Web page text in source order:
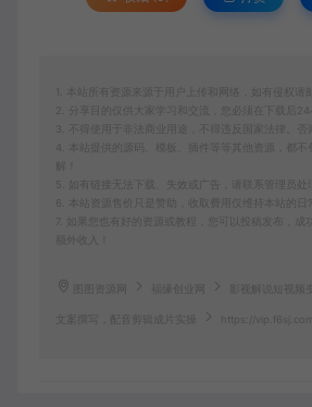
1. 本站所有资源来源于用户上传和网络，如有侵权请
2. 分享目的仅供大家学习和交流，您必须在下载后24
3. 不得使用于非法商业用途，不得违反国家法律。否
4. 本站提供的源码、模板、插件等等其他资源，都不
5. 如有链接无法下载、失效或广告，请联系管理员处
6. 本站资源售价只是赞助，收取费用仅维持本站的日
7. 如果您也有好的资源或教程，您可以投稿发布，成
额外收入！
图图资源网 福缘创业网
文案撰写，配音剪辑成片实操 https://